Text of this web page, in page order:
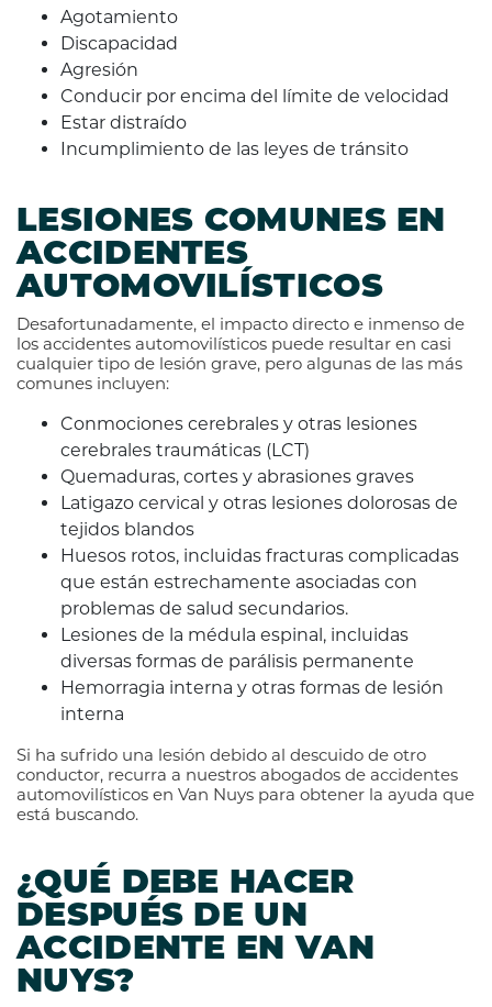
Agotamiento
Discapacidad
Agresión
Conducir por encima del límite de velocidad
Estar distraído
Incumplimiento de las leyes de tránsito
LESIONES COMUNES EN
ACCIDENTES
AUTOMOVILÍSTICOS
Desafortunadamente, el impacto directo e inmenso de
los accidentes automovilísticos puede resultar en casi
cualquier tipo de lesión grave, pero algunas de las más
comunes incluyen:
Conmociones cerebrales y otras lesiones
cerebrales traumáticas (LCT)
Quemaduras, cortes y abrasiones graves
Latigazo cervical y otras lesiones dolorosas de
tejidos blandos
Huesos rotos, incluidas fracturas complicadas
que están estrechamente asociadas con
problemas de salud secundarios.
Lesiones de la médula espinal, incluidas
diversas formas de parálisis permanente
Hemorragia interna y otras formas de lesión
interna
Si ha sufrido una lesión debido al descuido de otro
conductor, recurra a nuestros abogados de accidentes
automovilísticos en Van Nuys para obtener la ayuda que
está buscando.
¿QUÉ DEBE HACER
DESPUÉS DE UN
ACCIDENTE EN VAN
NUYS?